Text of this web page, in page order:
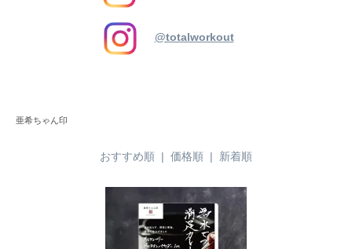
@totalworkout
亜希ちゃん印
おすすめ順 | 価格順 | 新着順